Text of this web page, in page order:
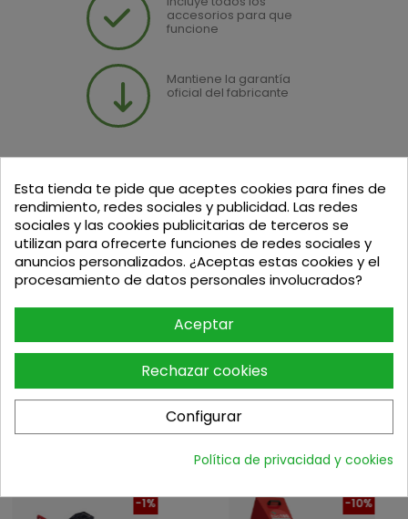
accesorios para que
funcione
Mantiene la garantía
oficial del fabricante
Descripción
SOPORTE TRÍPODE COFFEE MASTER
Accesorio para el calentador eléctrico por
infrarrojos COFFEE 12-18
-1% -10%
Esta tienda te pide que aceptes cookies para fines de
rendimiento, redes sociales y publicidad. Las redes
sociales y las cookies publicitarias de terceros se
utilizan para ofrecerte funciones de redes sociales y
anuncios personalizados. ¿Aceptas estas cookies y el
procesamiento de datos personales involucrados?
Aceptar
Rechazar cookies
Configurar
Política de privacidad y cookies